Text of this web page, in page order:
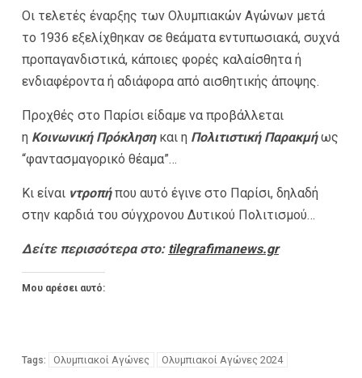
Οι τελετές έναρξης των Ολυμπιακών Αγώνων μετά
το 1936 εξελίχθηκαν σε θεάματα εντυπωσιακά, συχνά
προπαγανδιστικά, κάποιες φορές καλαίσθητα ή
ενδιαφέροντα ή αδιάφορα από αισθητικής άποψης.
Προχθές στο Παρίσι είδαμε να προβάλλεται
η Κοινωνική Πρόκλησηκαι η Πολιτιστική Παρακμήως
“φαντασμαγορικό θέαμα”…
Κι είναι ντροπήπου αυτό έγινε στο Παρίσι, δηλαδή
στην καρδιά του σύγχρονου Δυτικού Πολιτισμού…
Δείτε περισσότερα στο: tilegrafimanews.gr
Μου αρέσει αυτό:
Tags: Ολυμπιακοί Αγώνες Ολυμπιακοί Αγώνες 2024